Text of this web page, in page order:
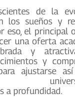
de la
los sueños y
eso, el principal
una oferta
y
y
ajustarse
a profundidad.